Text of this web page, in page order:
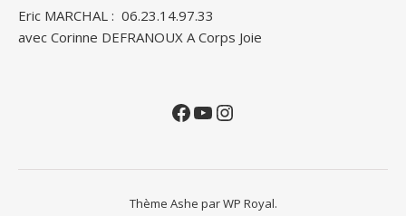
Eric MARCHAL : 06.23.14.97.33
avec Corinne DEFRANOUX A Corps Joie
Facebook
YouTubeInstagram
Thème Ashe parWP Royal.